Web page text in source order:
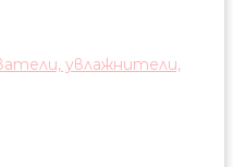
увлажнители,